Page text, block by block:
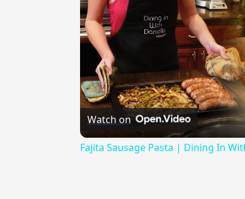
Watch on
Fajita Sausage Pasta | Dining In